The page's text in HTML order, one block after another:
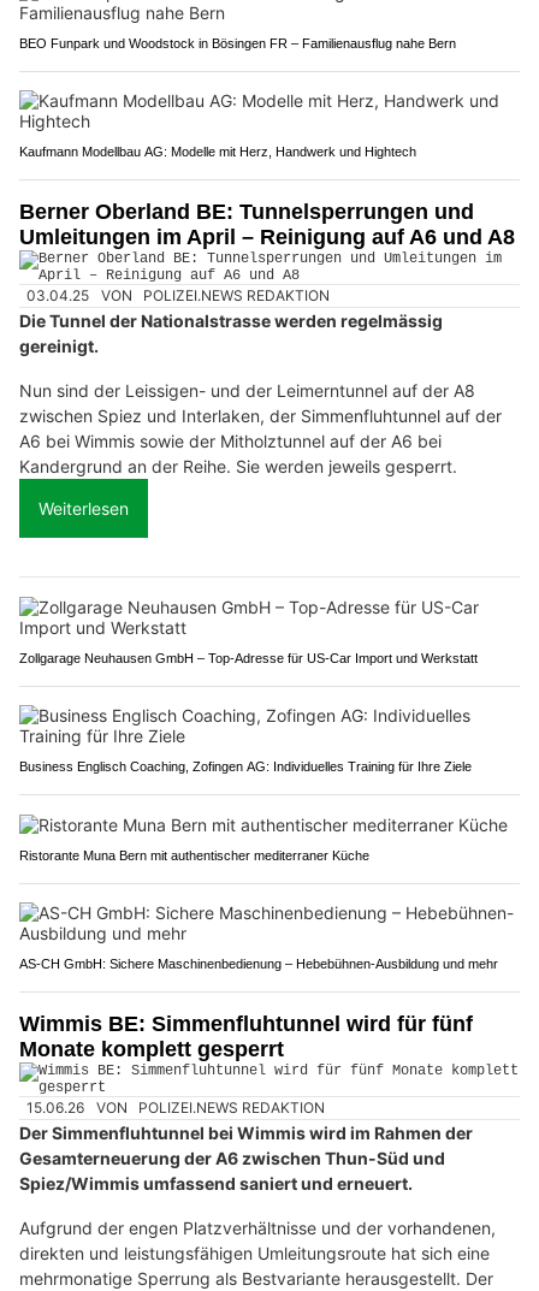
BEO Funpark und Woodstock in Bösingen FR – Familienausflug nahe Bern
Kaufmann Modellbau AG: Modelle mit Herz, Handwerk und Hightech
Berner Oberland BE: Tunnelsperrungen und
Umleitungen im April – Reinigung auf A6 und A8
03.04.25 VON POLIZEI.NEWS REDAKTION
Die Tunnel der Nationalstrasse werden regelmässig
gereinigt.
Nun sind der Leissigen- und der Leimerntunnel auf der A8
zwischen Spiez und Interlaken, der Simmenfluhtunnel auf der
A6 bei Wimmis sowie der Mitholztunnel auf der A6 bei
Kandergrund an der Reihe. Sie werden jeweils gesperrt.
Weiterlesen
Zollgarage Neuhausen GmbH – Top-Adresse für US-Car Import und Werkstatt
Business Englisch Coaching, Zofingen AG: Individuelles Training für Ihre Ziele
Ristorante Muna Bern mit authentischer mediterraner Küche
AS-CH GmbH: Sichere Maschinenbedienung – Hebebühnen-Ausbildung und mehr
Wimmis BE: Simmenfluhtunnel wird für fünf
Monate komplett gesperrt
15.06.26 VON POLIZEI.NEWS REDAKTION
Der Simmenfluhtunnel bei Wimmis wird im Rahmen der
Gesamterneuerung der A6 zwischen Thun-Süd und
Spiez/Wimmis umfassend saniert und erneuert.
Aufgrund der engen Platzverhältnisse und der vorhandenen,
direkten und leistungsfähigen Umleitungsroute hat sich eine
mehrmonatige Sperrung als Bestvariante herausgestellt. Der